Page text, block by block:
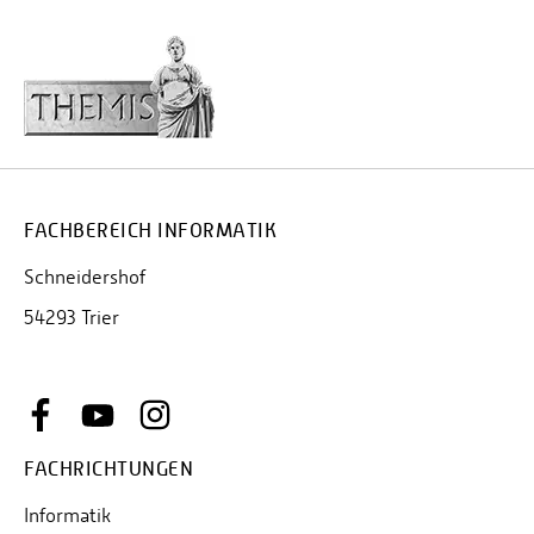
FACHBEREICH INFORMATIK
Schneidershof
54293 Trier
FACHRICHTUNGEN
Informatik